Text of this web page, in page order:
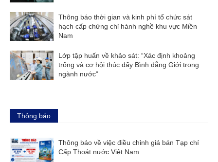
Thông báo thời gian và kinh phí tổ chức sát
hạch cấp chứng chỉ hành nghề khu vực Miền
Nam
Lớp tập huấn về khảo sát: “Xác định khoảng
trống và cơ hội thúc đẩy Bình đẳng Giới trong
ngành nước”
Thông báo
Thông báo về việc điều chỉnh giá bán Tạp chí
Cấp Thoát nước Việt Nam